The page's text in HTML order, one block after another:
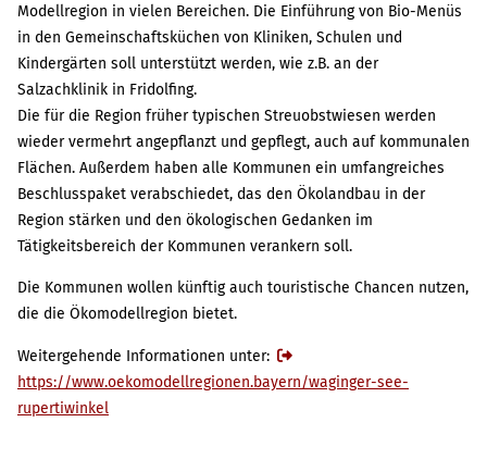
Modellregion in vielen Bereichen. Die Einführung von Bio-Menüs
in den Gemeinschaftsküchen von Kliniken, Schulen und
Kindergärten soll unterstützt werden, wie z.B. an der
Salzachklinik in Fridolfing.
Die für die Region früher typischen Streuobstwiesen werden
wieder vermehrt angepflanzt und gepflegt, auch auf kommunalen
Flächen. Außerdem haben alle Kommunen ein umfangreiches
Beschlusspaket verabschiedet, das den Ökolandbau in der
Region stärken und den ökologischen Gedanken im
Tätigkeitsbereich der Kommunen verankern soll.
Die Kommunen wollen künftig auch touristische Chancen nutzen,
die die Ökomodellregion bietet.
Weitergehende Informationen unter:
https://www.oekomodellregionen.bayern/waginger-see-
rupertiwinkel